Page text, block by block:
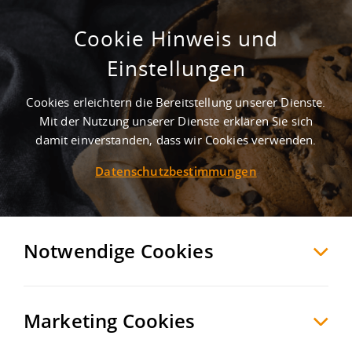
Moderne Gewerbehalle an der
Schweizer Grenze
StühlingenWaldshut, Deutschland
MERKEN VERGLEICHEN EXPORT PDF
Cookie Hinweis und
Einstellungen
Cookies erleichtern die Bereitstellung unserer Dienste.
Mit der Nutzung unserer Dienste erklären Sie sich
damit einverstanden, dass wir Cookies verwenden.
Datenschutzbestimmungen
Notwendige Cookies
Marketing Cookies